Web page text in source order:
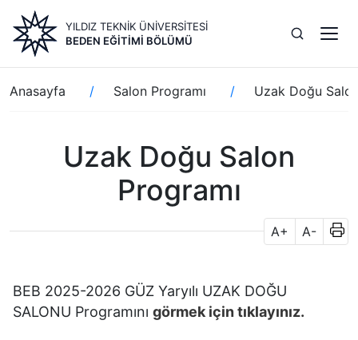
içeriğe
atla
YILDIZ TEKNİK ÜNİVERSİTESİ
BEDEN EĞITIMI BÖLÜMÜ
Sayfa
yolu
Anasayfa Salon Programı Uzak Doğu
Uzak Doğu Salon
Programı
A+ A-
BEB 2025-2026 GÜZ Yaryılı UZAK DOĞU
SALONU Programını görmek için tıklayınız.